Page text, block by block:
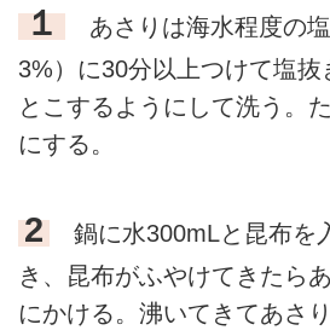
１
あさりは海水程度の
3%）に30分以上つけて塩抜
とこするようにして洗う。
にする。
2
鍋に水300mLと昆布を
き、昆布がふやけてきたら
にかける。沸いてきてあさ